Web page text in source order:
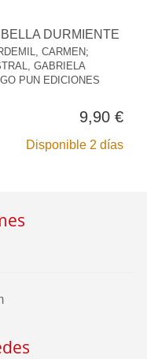
BELLA DURMIENTE
CARMEN ;
GABRIELA
PUN EDICIONES
9,90 €
Disponible 2 días